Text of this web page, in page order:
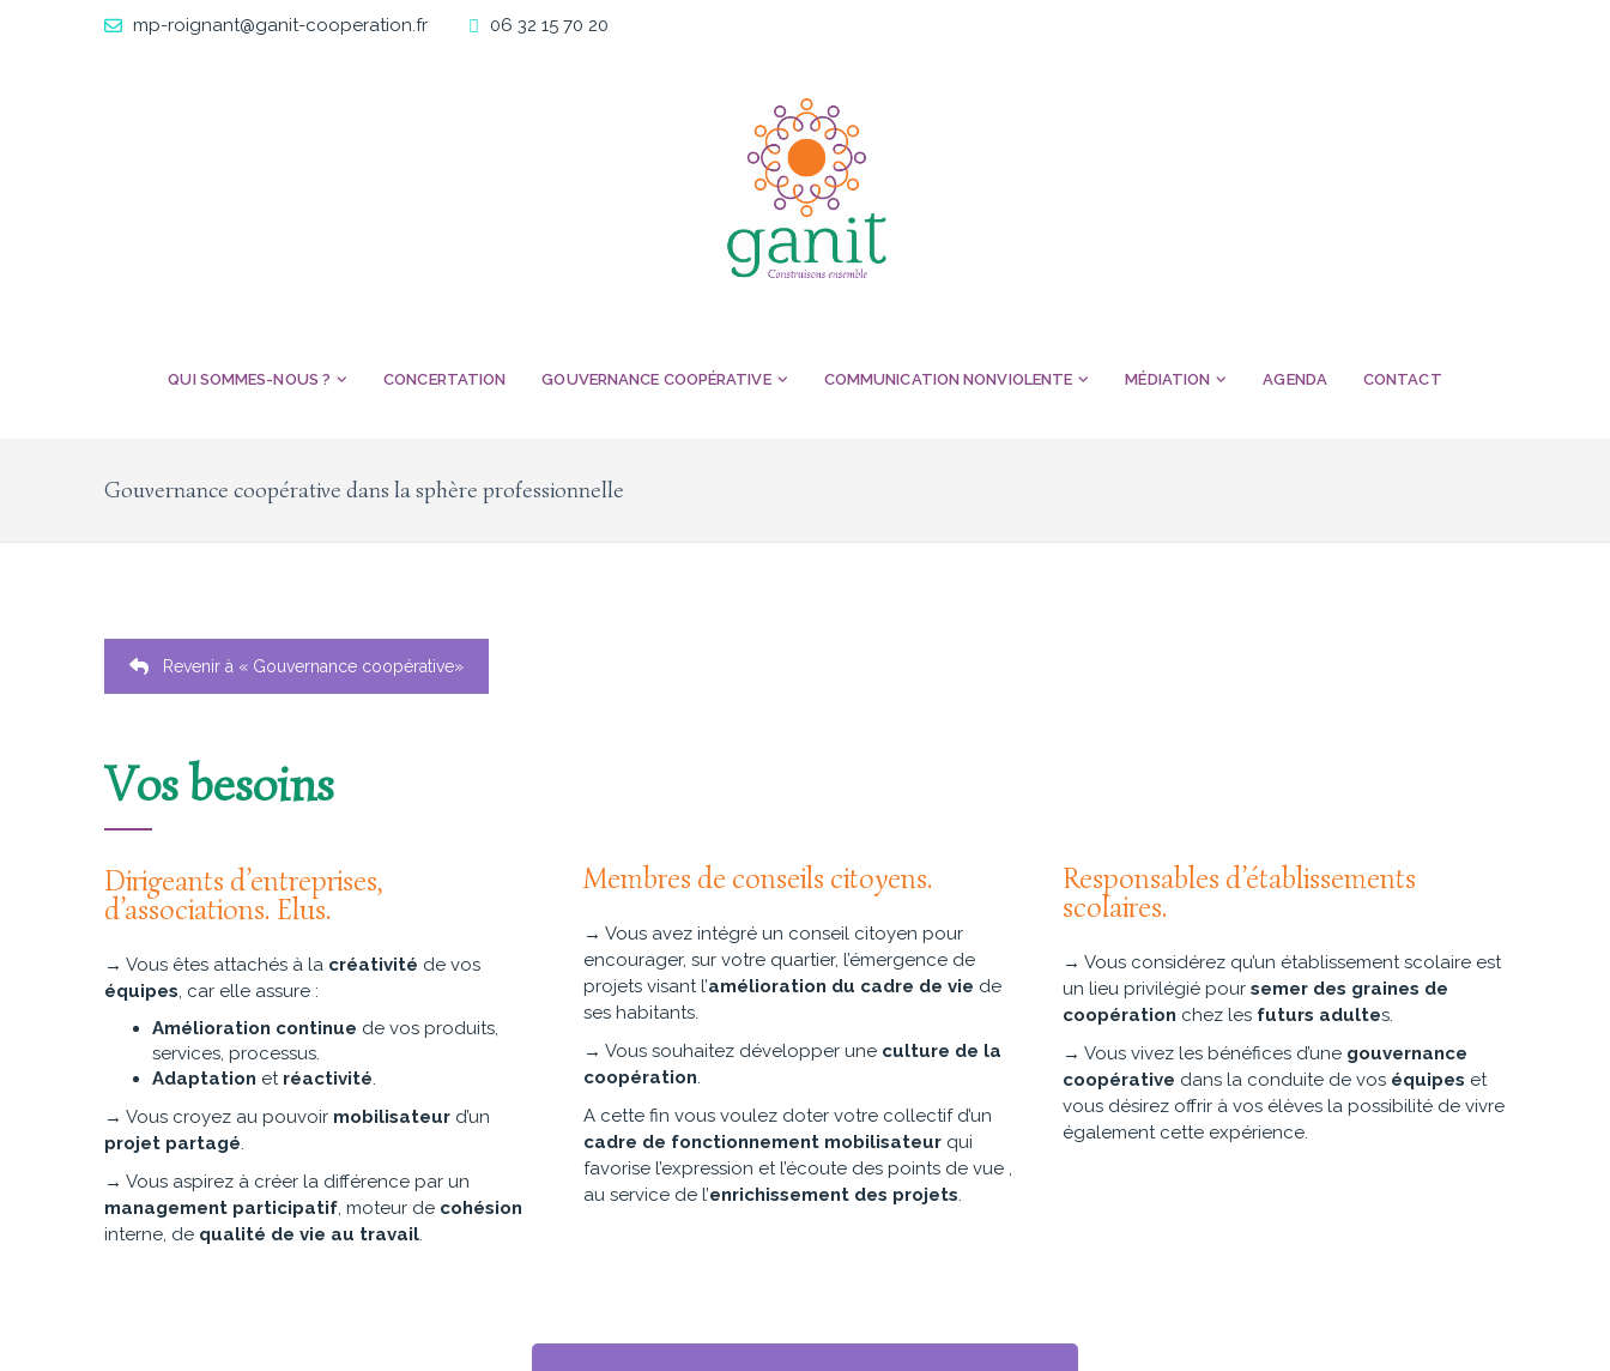
mp-roignant@ganit-cooperation.fr 06 32 15 70 20
QUI SOMMES-NOUS ? CONCERTATION GOUVERNANCE COOPÉRATIVE COMMUNICATION NONVIOLENTE MÉDIATION AGENDA CONTACT
Gouvernance coopérative dans la sphère professionnelle
Revenir à « Gouvernance coopérative»
Vos besoins
Dirigeants d’entreprises,
d’associations. Elus.
→ Vous êtes attachés à la créativité de vos
équipes, car elle assure :
Amélioration continue de vos produits,
services, processus.
Adaptation et réactivité.
→ Vous croyez au pouvoir mobilisateur d’un
projet partagé.
→ Vous aspirez à créer la différence par un
management participatif, moteur de cohésion
interne, de qualité de vie au travail.
Membres de conseils citoyens.
→ Vous avez intégré un conseil citoyen pour
encourager, sur votre quartier, l’émergence de
projets visant l’amélioration du cadre de vie de
ses habitants.
→ Vous souhaitez développer une culture de la
coopération.
A cette fin vous voulez doter votre collectif d’un
cadre de fonctionnement mobilisateur qui
favorise l’expression et l’écoute des points de vue ,
au service de l’enrichissement des projets.
Responsables d’établissements
scolaires.
→ Vous considérez qu’un établissement scolaire est
un lieu privilégié pour semer des graines de
coopération chez les futurs adultes.
→ Vous vivez les bénéfices d’une gouvernance
coopérative dans la conduite de vos équipes et
vous désirez offrir à vos élèves la possibilité de vivre
également cette expérience.